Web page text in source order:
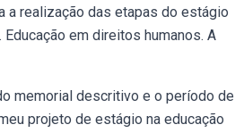
a realização das etapas do estágio
em direitos humanos. A
memorial descritivo e o período de
projeto de estágio na educação